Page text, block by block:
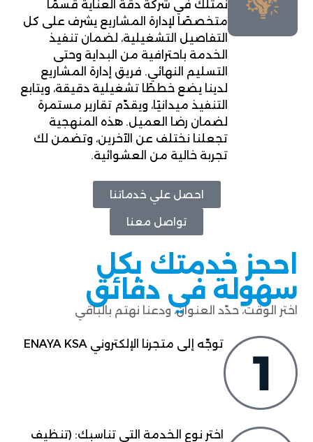
نمتلك في شركة دقة العناية قسمًا
متخصصًا لإدارة المشاريع يشرف على كل
التفاصيل التشغيلية، لضمان تنفيذ
الخدمة باحترافية من البداية وحتى
التسليم النهائي. فريق إدارة المشاريع
لدينا يضع خططًا تشغيلية دقيقة، ويتابع
التنفيذ ميدانيًا، ويقدّم تقارير مستمرة
لضمان رضا العميل. هذه المنهجية
تجعلنا نختلف عن الآخرين، وتضمن لك
تجربة خالية من العشوائية.
احصل علي خدماتنا
تواصل معنا
احجز خدمتك بكل
سهولة في دقائق
اختر الوقت، حدّد العنوان، ودعنا نهتم بالباقي
توجّه إلى متجرنا الإلكتروني ENAYA KSA
اختر نوع الخدمة التي تناسبك: (تنظيف